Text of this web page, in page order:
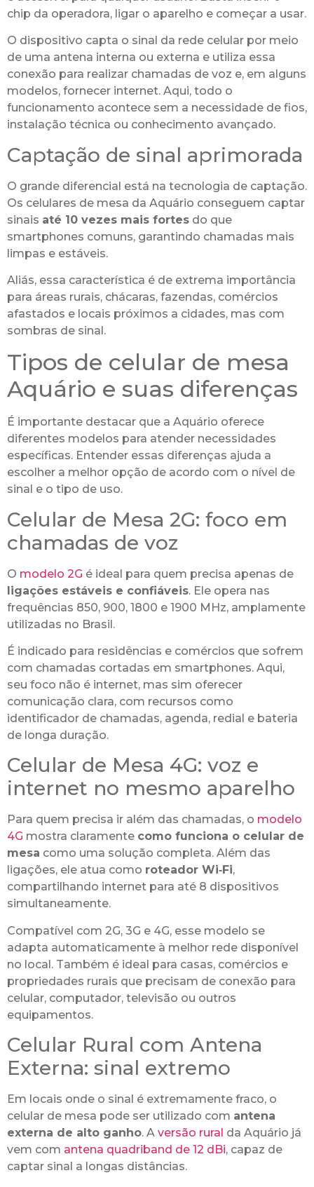
chip da operadora, ligar o aparelho e começar a usar.
O dispositivo capta o sinal da rede celular por meio
de uma antena interna ou externa e utiliza essa
conexão para realizar chamadas de voz e, em alguns
modelos, fornecer internet. Aqui, todo o
funcionamento acontece sem a necessidade de fios,
instalação técnica ou conhecimento avançado.
Captação de sinal aprimorada
O grande diferencial está na tecnologia de captação.
Os celulares de mesa da Aquário conseguem captar
sinais até 10 vezes mais fortes do que
smartphones comuns, garantindo chamadas mais
limpas e estáveis.
Aliás, essa característica é de extrema importância
para áreas rurais, chácaras, fazendas, comércios
afastados e locais próximos a cidades, mas com
sombras de sinal.
Tipos de celular de mesa
Aquário e suas diferenças
É importante destacar que a Aquário oferece
diferentes modelos para atender necessidades
específicas. Entender essas diferenças ajuda a
escolher a melhor opção de acordo com o nível de
sinal e o tipo de uso.
Celular de Mesa 2G: foco em
chamadas de voz
O modelo 2G é ideal para quem precisa apenas de
ligações estáveis e confiáveis. Ele opera nas
frequências 850, 900, 1800 e 1900 MHz, amplamente
utilizadas no Brasil.
É indicado para residências e comércios que sofrem
com chamadas cortadas em smartphones. Aqui,
seu foco não é internet, mas sim oferecer
comunicação clara, com recursos como
identificador de chamadas, agenda, redial e bateria
de longa duração.
Celular de Mesa 4G: voz e
internet no mesmo aparelho
Para quem precisa ir além das chamadas, o modelo
4G mostra claramente como funciona o celular de
mesa como uma solução completa. Além das
ligações, ele atua como roteador Wi‑Fi,
compartilhando internet para até 8 dispositivos
simultaneamente.
Compatível com 2G, 3G e 4G, esse modelo se
adapta automaticamente à melhor rede disponível
no local. Também é ideal para casas, comércios e
propriedades rurais que precisam de conexão para
celular, computador, televisão ou outros
equipamentos.
Celular Rural com Antena
Externa: sinal extremo
Em locais onde o sinal é extremamente fraco, o
celular de mesa pode ser utilizado com antena
externa de alto ganho. A versão rural da Aquário já
vem com antena quadriband de 12 dBi, capaz de
captar sinal a longas distâncias.